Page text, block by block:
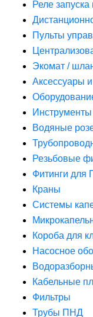
Реле запуска
Пульты
Экомат /
Аксессуары
Инструменты
Водяные
Резьбовые
Фитинги для
Краны
Системы
Короба для
Насосное
Кабельные
Фильтры
Трубы ПНД